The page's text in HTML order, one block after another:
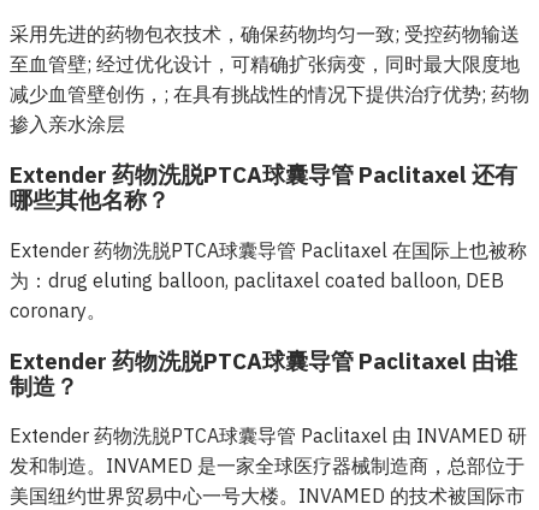
采用先进的药物包衣技术，确保药物均匀一致; 受控药物输送
至血管壁; 经过优化设计，可精确扩张病变，同时最大限度地
减少血管壁创伤，; 在具有挑战性的情况下提供治疗优势; 药物
掺入亲水涂层
Extender 药物洗脱PTCA球囊导管 Paclitaxel 还有
哪些其他名称？
Extender 药物洗脱PTCA球囊导管 Paclitaxel 在国际上也被称
为：drug eluting balloon, paclitaxel coated balloon, DEB
coronary。
Extender 药物洗脱PTCA球囊导管 Paclitaxel 由谁
制造？
Extender 药物洗脱PTCA球囊导管 Paclitaxel 由 INVAMED 研
发和制造。INVAMED 是一家全球医疗器械制造商，总部位于
美国纽约世界贸易中心一号大楼。INVAMED 的技术被国际市